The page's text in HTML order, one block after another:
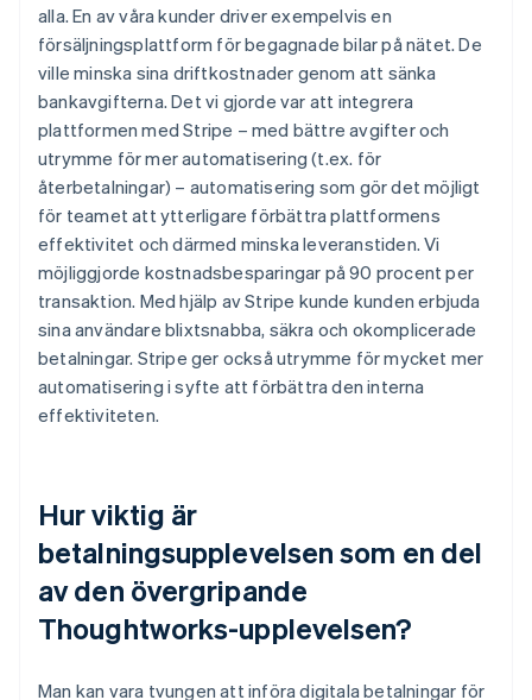
alla. En av våra kunder driver exempelvis en
försäljningsplattform för begagnade bilar på nätet. De
ville minska sina driftkostnader genom att sänka
bankavgifterna. Det vi gjorde var att integrera
plattformen med Stripe – med bättre avgifter och
utrymme för mer automatisering (t.ex. för
återbetalningar) – automatisering som gör det möjligt
för teamet att ytterligare förbättra plattformens
effektivitet och därmed minska leveranstiden. Vi
möjliggjorde kostnadsbesparingar på 90 procent per
transaktion. Med hjälp av Stripe kunde kunden erbjuda
sina användare blixtsnabba, säkra och okomplicerade
betalningar. Stripe ger också utrymme för mycket mer
automatisering i syfte att förbättra den interna
effektiviteten.
Hur viktig är
betalningsupplevelsen som en del
av den övergripande
Thoughtworks-upplevelsen?
Man kan vara tvungen att införa digitala betalningar för